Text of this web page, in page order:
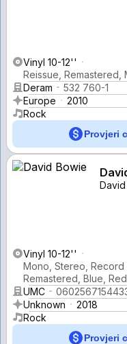
Vinyl 10-12''
Reissue, Remastered,
Deram
532 760-1
Europe
2010
Rock
Provjeri
Vinyl 10-12''
Mono, Stereo, Record
Remastered, Blue, Red
UMC
Unknown
2018
Rock
Provjeri